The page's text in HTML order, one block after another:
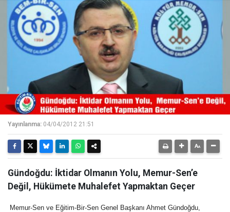
Yayınlanma: 04/04/2012 21:51
Gündoğdu: İktidar Olmanın Yolu, Memur-Sen’e
Değil, Hükümete Muhalefet Yapmaktan Geçer
Memur-Sen ve Eğitim-Bir-Sen Genel Başkanı Ahmet Gündoğdu,